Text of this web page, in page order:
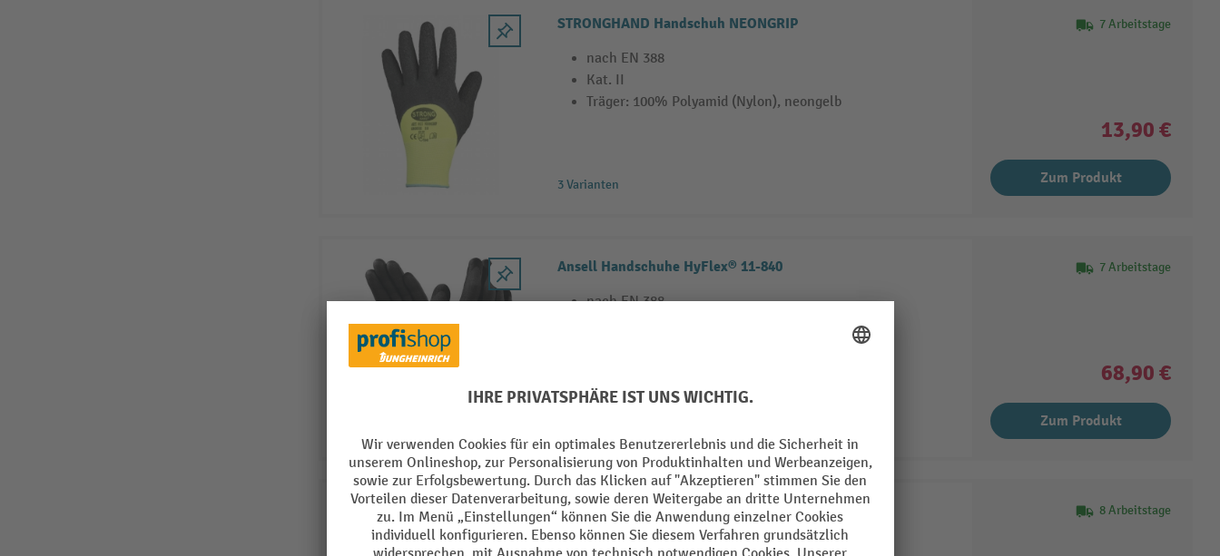
STRONGHAND Handschuh NEONGRIP
nach EN 388
Kat. II
Träger: 100% Polyamid (Nylon), neongelb
3 Varianten
7 Arbeitstage
13,90 €
Zum Produkt
Ansell Handschuhe HyFlex® 11-840
nach EN 388
7 Arbeitstage
68,90 €
Zum Produkt
Keron Active-Handschuh Wotan
Enger Schnitt für Präzisionsarbeiten
8 Arbeitstage